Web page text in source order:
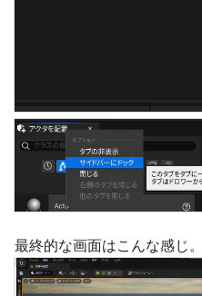
最終的な画面はこんな感じ。